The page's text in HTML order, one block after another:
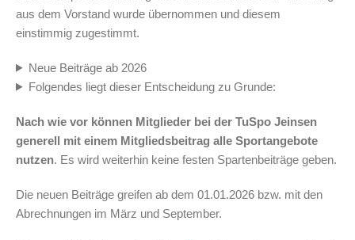
aus dem Vorstand wurde übernommen und diesem
einstimmig zugestimmt.
Neue Beiträge ab 2026
Folgendes liegt dieser Entscheidung zu Grunde:
Nach wie vor können Mitglieder bei der TuSpo Jeinsen
generell mit einem Mitgliedsbeitrag alle Sportangebote
nutzen. Es wird weiterhin keine festen Spartenbeiträge geben.
Die neuen Beiträge greifen ab dem 01.01.2026 bzw. mit den
Abrechnungen im März und September.